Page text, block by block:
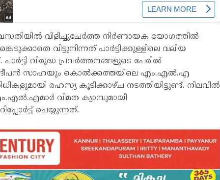
വിളിച്ചുചേര്‍ത്ത നിര്‍ണായക യോഗത്തില്‍
വിട്ടുനിന്നത് പാര്‍ട്ടിക്കുള്ളിലെ വലിയ
വിരുദ്ധ പ്രവര്‍ത്തനങ്ങളുടെ പേരില്‍
സാഹയും കൊല്‍ക്കത്തയിലെ എം.എല്‍.എ
രഹസ്യ കൂടിക്കാഴ്ച നടത്തിയിട്ടുണ്ട്. നിലവില്‍
വിമത ക്യാമ്പുമായി
ചെയ്യുന്നത്.